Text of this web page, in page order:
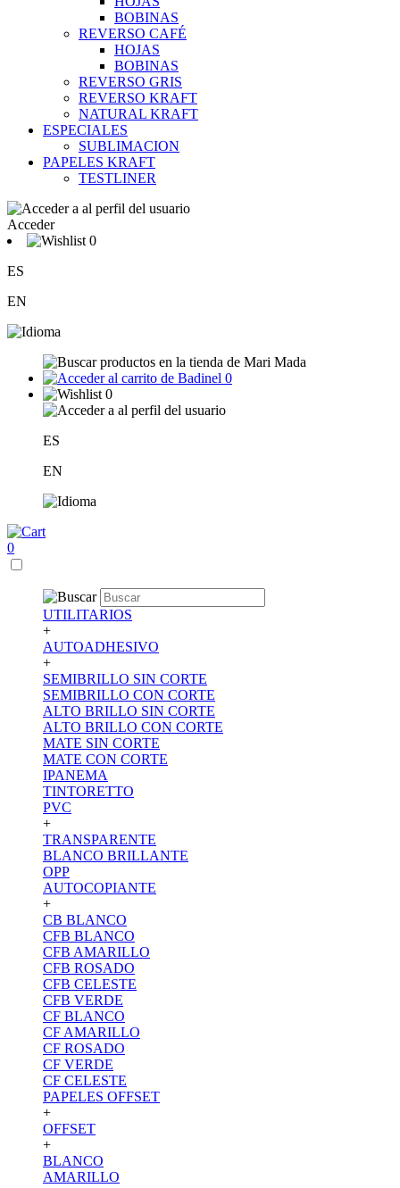
BOBINAS
REVERSO CAFÉ
HOJAS
BOBINAS
REVERSO GRIS
REVERSO KRAFT
NATURAL KRAFT
ESPECIALES
SUBLIMACION
PAPELES KRAFT
TESTLINER
Acceder
0
ES
EN
0
0
ES
EN
0
UTILITARIOS
+
AUTOADHESIVO
+
SEMIBRILLO SIN CORTE
SEMIBRILLO CON CORTE
ALTO BRILLO SIN CORTE
ALTO BRILLO CON CORTE
MATE SIN CORTE
MATE CON CORTE
IPANEMA
TINTORETTO
PVC
+
TRANSPARENTE
BLANCO BRILLANTE
OPP
AUTOCOPIANTE
+
CB BLANCO
CFB BLANCO
CFB AMARILLO
CFB ROSADO
CFB CELESTE
CFB VERDE
CF BLANCO
CF AMARILLO
CF ROSADO
CF VERDE
CF CELESTE
PAPELES OFFSET
+
OFFSET
+
BLANCO
AMARILLO